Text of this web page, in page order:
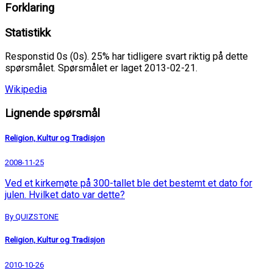
Forklaring
Statistikk
Responstid 0s (0s). 25% har tidligere svart riktig på dette
spørsmålet. Spørsmålet er laget 2013-02-21.
Wikipedia
Lignende spørsmål
Religion, Kultur og Tradisjon
2008-11-25
Ved et kirkemøte på 300-tallet ble det bestemt et dato for
julen. Hvilket dato var dette?
By QUIZSTONE
Religion, Kultur og Tradisjon
2010-10-26